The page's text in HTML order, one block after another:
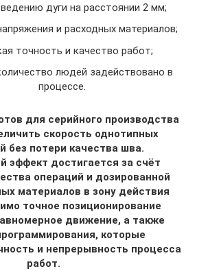
дуги на расстоянии 2 мм;
и расходных материалов;
точность и качество работ;
людей задействовано в
процессе.
для серийного производства
скорость однотипных
без потери качества шва.
эффект достигается за счёт
операций и дозированной
материалов в зону действия
точное позиционирование
движение, а также
которые
и непрерывность процесса
работ.